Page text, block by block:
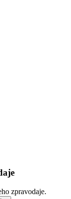
zpravodaje.